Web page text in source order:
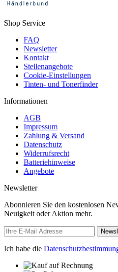
Shop Service
FAQ
Newsletter
Kontakt
Stellenangebote
Cookie-Einstellungen
Tinten- und Tonerfinder
Informationen
AGB
Impressum
Zahlung & Versand
Datenschutz
Widerrufsrecht
Batteriehinweise
Angebote
Newsletter
Abonnieren Sie den kostenlosen
Neuigkeit oder Aktion mehr.
Ich habe die